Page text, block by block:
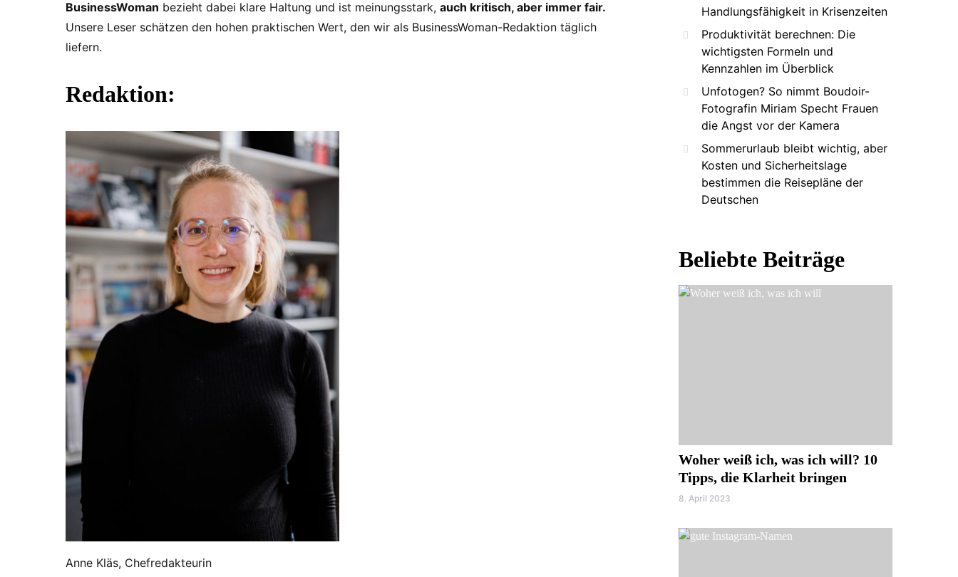
BusinessWoman bezieht dabei klare Haltung und ist meinungsstark, auch kritisch, aber immer fair.
Unsere Leser schätzen den hohen praktischen Wert, den wir als BusinessWoman-Redaktion täglich
liefern.
Redaktion:
Anne Kläs, Chefredakteurin
Handlungsfähigkeit in Krisenzeiten
Produktivität berechnen: Die
wichtigsten Formeln und
Kennzahlen im Überblick
Unfotogen? So nimmt Boudoir-
Fotografin Miriam Specht Frauen
die Angst vor der Kamera
Sommerurlaub bleibt wichtig, aber
Kosten und Sicherheitslage
bestimmen die Reisepläne der
Deutschen
Beliebte Beiträge
Woher weiß ich, was ich will? 10
Tipps, die Klarheit bringen
8. April 2023